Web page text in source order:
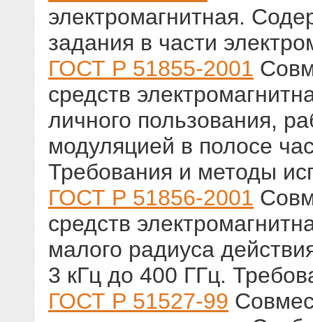
электромагнитная.
задания в части
ГОСТ Р 51855-2001
средств
личного пользования,
модуляцией в полосе
Требования и методы
ГОСТ Р 51856-2001
средств
малого радиуса
3 кГц до 400 ГГц.
ГОСТ Р 51527-99